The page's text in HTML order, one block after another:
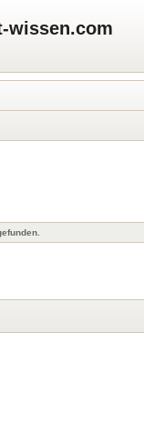
wissen.com